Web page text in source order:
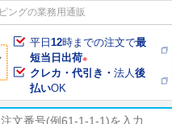
ングの業務用通販
平日12時までの注文で最
短当日出荷※
クレカ・代引き・法人後
払いOK